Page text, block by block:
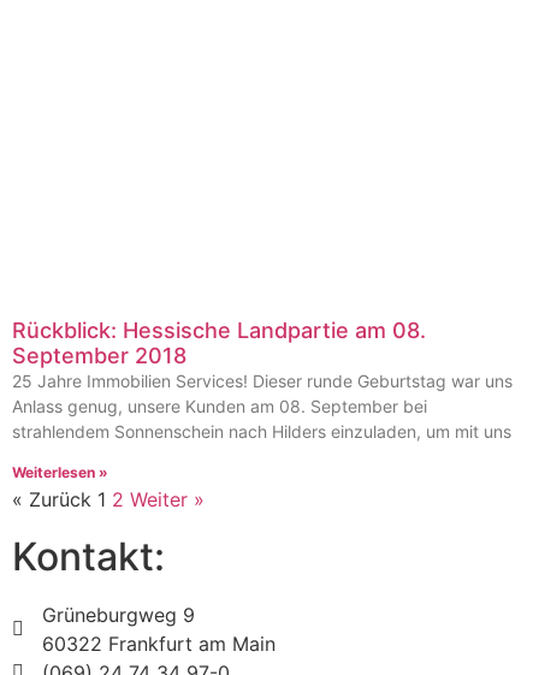
Rückblick: Hessische Landpartie am 08.
September 2018
25 Jahre Immobilien Services! Dieser runde Geburtstag war uns
Anlass genug, unsere Kunden am 08. September bei
strahlendem Sonnenschein nach Hilders einzuladen, um mit uns
Weiterlesen »
« Zurück 1 2 Weiter »
Kontakt:
Grüneburgweg 9
60322 Frankfurt am Main